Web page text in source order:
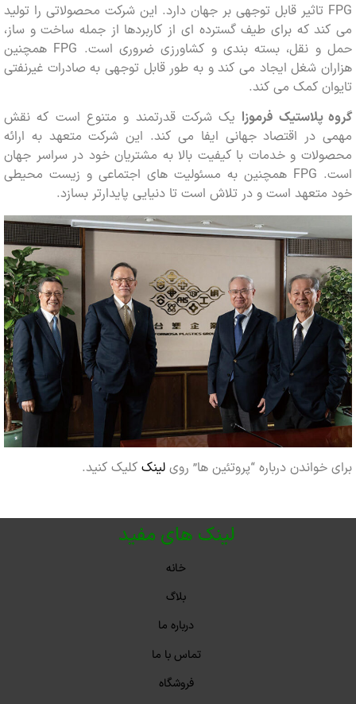
FPG تاثیر قابل توجهی بر جهان دارد. این شرکت محصولاتی را تولید
که برای طیف گسترده ای از کاربردها از جمله ساخت و ساز،
حمل و نقل، بسته بندی و کشاورزی ضروری است. FPG همچنین
شغل ایجاد می کند و به طور قابل توجهی به صادرات غیرنفتی
کمک می کند.
فرموزایک شرکت قدرتمند و متنوع است که نقش
در اقتصاد جهانی ایفا می کند. این شرکت متعهد به ارائه
و خدمات با کیفیت بالا به مشتریان خود در سراسر جهان
است. FPG همچنین به مسئولیت های اجتماعی و زیست محیطی
است و در تلاش است تا دنیایی پایدارتر بسازد.
درباره “پروتئین ها” رویلینک کلیک کنید.
لینک های مفید
درباره ما
تماس با ما
فروشگاه